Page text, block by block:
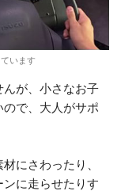
います
が、小さなお子
で、大人がサポ
にさわったり、
に走らせたりす